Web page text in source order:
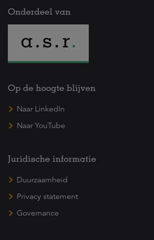
Onderdeel van
Op de hoogte blijven
Naar LinkedIn
Naar YouTube
Juridische informatie
Duurzaamheid
Privacy statement
Governance